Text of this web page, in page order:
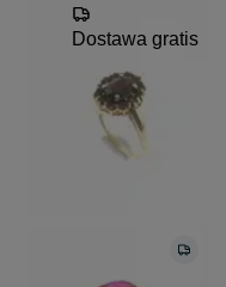
Dostawa gratis